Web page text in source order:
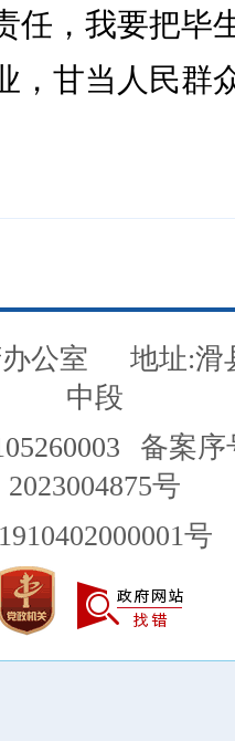
任，我要把毕
，甘当人民群
公室
地址:滑
中段
备案序
2023004875号
号